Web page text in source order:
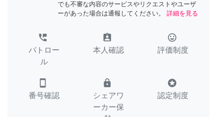
でも不審な内容のサービスやリクエストやユーザ
ーがあった場合は通報してください。
詳細を見る
perm_phone_msg
パトロー
ル
assignment_ind
本人確認
tag_faces
評価制度
smartphone
番号確認
lock
シェアワ
ーカー保
stars
認定制度